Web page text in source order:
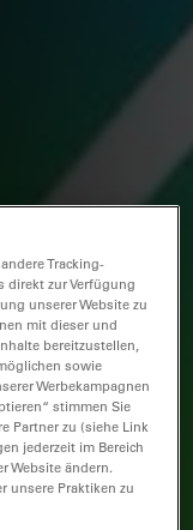
Tracking-
direkt zur Verfügung
unserer Website zu
mit dieser und
bereitzustellen,
sowie
Werbekampagnen
stimmen Sie
Partner zu (siehe Link
jederzeit im Bereich
Website ändern.
unsere Praktiken zu